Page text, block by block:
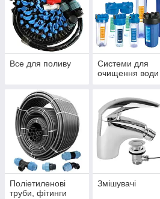
Все для поливу
Системи для
очищення води
Поліетиленові
труби, фітинги
Змішувачі